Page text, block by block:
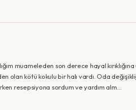
muameleden son derece hayal
olan kötü kokulu bir halı vardı. Oda
resepsiyona sordum ve yardım alm…